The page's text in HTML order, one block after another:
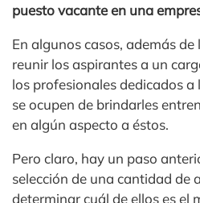
puesto vacante en una
En algunos casos, además
reunir los aspirantes a un
los profesionales dedicados a
se ocupen de brindarles
en algún aspecto a éstos.
Pero claro, hay un paso
selección de una cantidad de
determinar cuál de ellos es el